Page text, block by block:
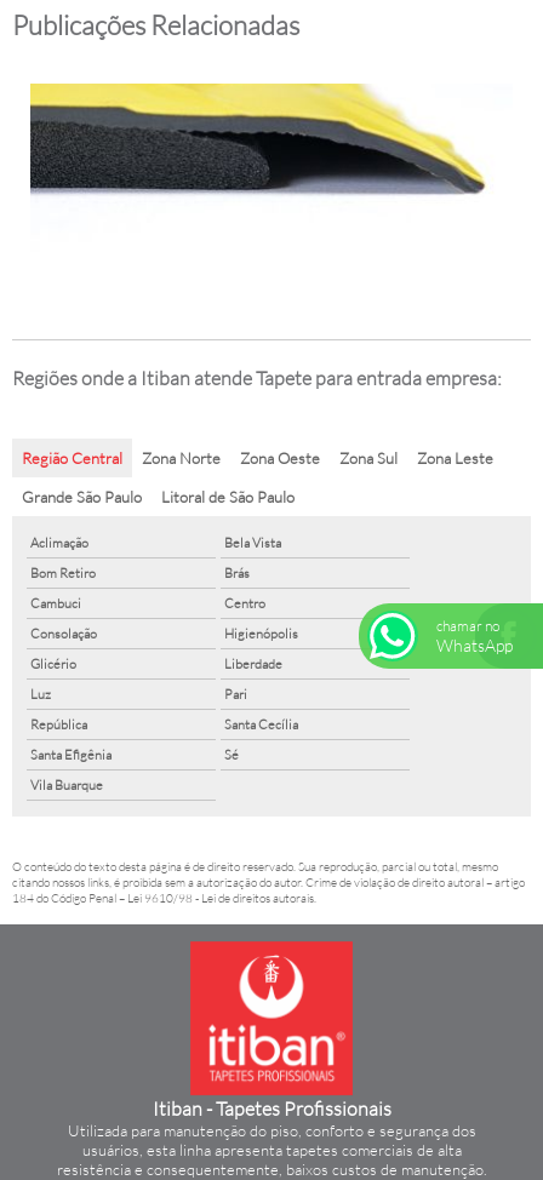
Publicações Relacionadas
Regiões onde a Itiban atende Tapete para entrada empresa:
Região Central Zona Norte Zona Oeste Zona Sul
Zona Leste
Grande São Paulo
Litoral de São Paulo
Aclimação
Bela Vista
Bom Retiro
Brás
Cambuci
Centro
Consolação
Higienópolis
Glicério
Liberdade
Luz
Pari
República
Santa Cecília
Santa Efigênia
Sé
Vila Buarque
O conteúdo do texto desta página é de direito reservado. Sua reprodução, parcial ou total, mesmo
citando nossos links, é proibida sem a autorização do autor. Crime de violação de direito autoral – artigo
184 do Código Penal – Lei 9610/98 - Lei de direitos autorais.
Itiban - Tapetes Profissionais
Utilizada para manutenção do piso, conforto e segurança dos
usuários, esta linha apresenta tapetes comerciais de alta
resistência e consequentemente, baixos custos de manutenção.
chamar no
WhatsApp